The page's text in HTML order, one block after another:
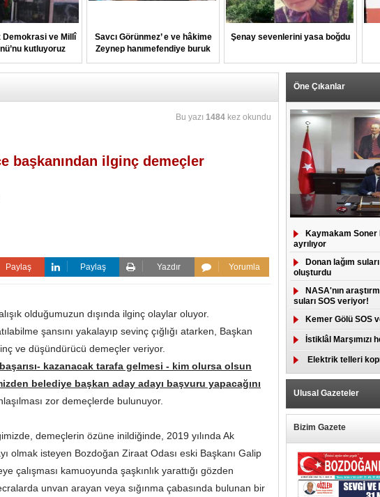
Demokrasi ve Millî
kutluyoruz
Savcı Görünmez’ e ve hâkime
Zeynep hanımefendiye buruk
veda
Şenay sevenlerini yasa boğdu
Bu yazı 1484 kez okundu
başkanından ilginç demeçler
Paylaş Paylaş Yazdır Yorumla
olduğumuzun dışında ilginç olaylar oluyor.
şansını yakalayıp sevinç çığlığı atarken, Başkan
ve düşündürücü demeçler veriyor.
kazanacak tarafa gelmesi - kim olursa olsun
belediye başkan aday adayı başvuru yapacağını
zor demeçlerde bulunuyor.
demeçlerin özüne inildiğinde, 2019 yılında Ak
olmak isteyen Bozdoğan Ziraat Odası eski Başkanı Galip
çalışması kamuoyunda şaşkınlık yarattığı gözden
unvan arayan veya sığınma çabasında bulunan bir
Öne Çıkanlar
Kaymakam Soner
ayrılıyor
Donan lağım
oluşturdu
NASA'nın
suları SOS veriyor!
Kemer Gölü SOS
İstiklâl
Elektrik telleri
Ulusal Gazeteler
Bizim Gazete